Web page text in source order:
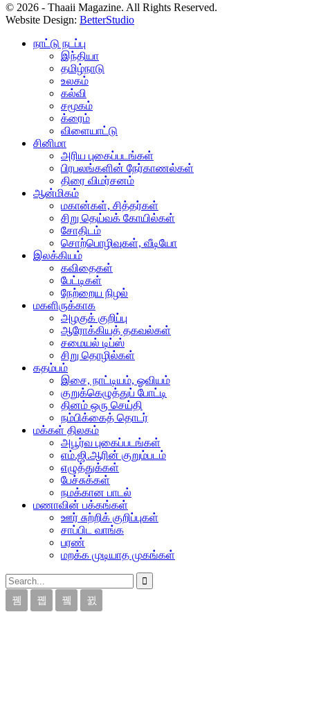
© 2026 - Thaaii Magazine. All Rights Reserved.
Website Design: BetterStudio
நாட்டு நடப்பு
இந்தியா
தமிழ்நாடு
உலகம்
கல்வி
சமூகம்
க்ரைம்
விளையாட்டு
சினிமா
அரிய புகைப்படங்கள்
பிரபலங்களின் நேர்காணல்கள்
திரை விமர்சனம்
ஆன்மிகம்
மகான்கள், சித்தர்கள்
சிறு தெய்வக் கோயில்கள்
சோதிடம்
சொற்பொழிவுகள், வீடியோ
இலக்கியம்
கவிதைகள்
பேட்டிகள்
நேற்றைய நிழல்
மகளிருக்காக
அழகுக் குறிப்பு
ஆரோக்கியத் தகவல்கள்
சமையல் டிப்ஸ்
சிறு தொழில்கள்
கதம்பம்
இசை, நாட்டியம், ஓவியம்
குறுக்கெழுத்துப் போட்டி
தினம் ஒரு செய்தி
நம்பிக்கைத் தொடர்
மக்கள் திலகம்
அபூர்வ புகைப்படங்கள்
எம்.ஜி.ஆரின் குறும்படம்
எழுத்துக்கள்
பேச்சுக்கள்
நமக்கான பாடல்
மணாவின் பக்கங்கள்
ஊர் சுற்றிக் குறிப்புகள்
சாப்பிட வாங்க
பரண்
மறக்க முடியாத முகங்கள்